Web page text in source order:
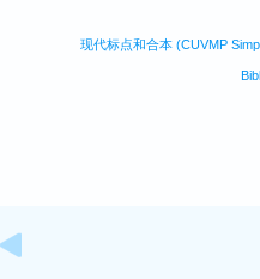
现代标点和合本 (CUVMP